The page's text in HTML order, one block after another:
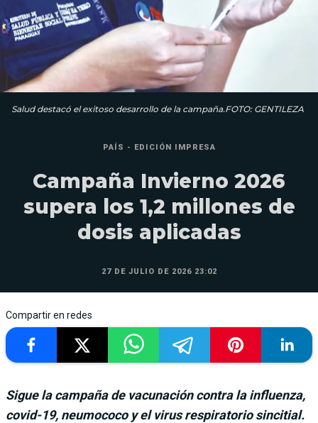
Salud destacó el exitoso desarrollo de la campaña.FOTO: GENTILEZA
PAÍS - EDICIÓN IMPRESA
Campaña Invierno 2026
supera los 1,2 millones de
dosis aplicadas
27 DE JULIO DE 2026 23:02
Compartir en redes
Sigue la campaña de vacunación contra la influenza,
covid-19, neumococo y el virus respiratorio sincitial.